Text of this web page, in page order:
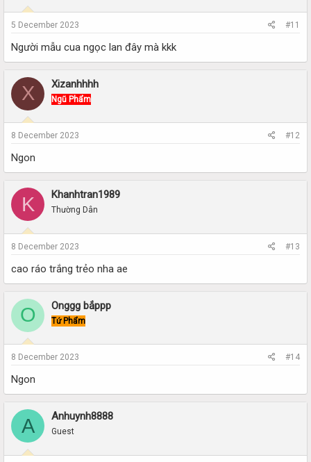
5 December 2023 #11
Người mẫu cua ngọc lan đây mà kkk
X Xizanhhhh
Ngũ Phẩm
8 December 2023 #12
Ngon
K Khanhtran1989
Thường Dân
8 December 2023 #13
cao ráo trắng trẻo nha ae
O Onggg bắppp
Tứ Phẩm
8 December 2023 #14
Ngon
A Anhuynh8888
Guest